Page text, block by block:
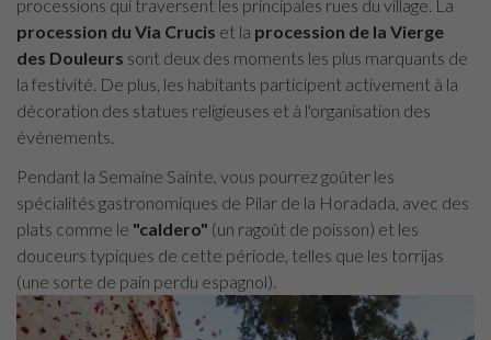
processions qui traversent les principales rues du village. La
procession du Via Crucis et la procession de la Vierge
des Douleurs sont deux des moments les plus marquants de
la festivité. De plus, les habitants participent activement à la
décoration des statues religieuses et à l'organisation des
événements.
Pendant la Semaine Sainte, vous pourrez goûter les
spécialités gastronomiques de Pilar de la Horadada, avec des
plats comme le "caldero" (un ragoût de poisson) et les
douceurs typiques de cette période, telles que les torrijas
(une sorte de pain perdu espagnol).